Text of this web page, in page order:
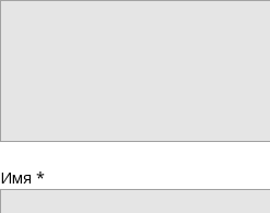
Имя *